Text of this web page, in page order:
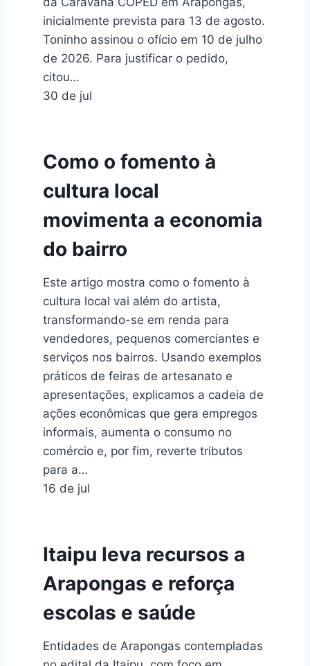
inicialmente prevista para 13 de agosto.
Toninho assinou o ofício em 10 de julho
de 2026. Para justificar o pedido,
citou…
30 de jul
Como o fomento à
cultura local
movimenta a economia
do bairro
Este artigo mostra como o fomento à
cultura local vai além do artista,
transformando-se em renda para
vendedores, pequenos comerciantes e
serviços nos bairros. Usando exemplos
práticos de feiras de artesanato e
apresentações, explicamos a cadeia de
ações econômicas que gera empregos
informais, aumenta o consumo no
comércio e, por fim, reverte tributos
para a…
16 de jul
Itaipu leva recursos a
Arapongas e reforça
escolas e saúde
Entidades de Arapongas contempladas